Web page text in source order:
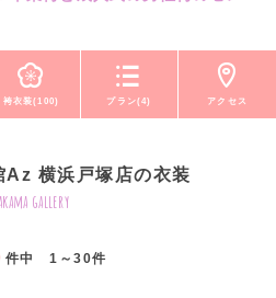
袴衣装(100) プラン(4) アクセス
Az 横浜戸塚店の衣装
gallery
件中 1～30件